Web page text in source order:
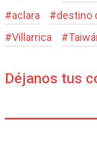
#aclara #destino
#Villarrica #
Déjanos tus